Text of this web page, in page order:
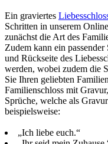
Ein graviertes
Schritten in unserem
zunächst die Art des
Zudem kann ein
und Rückseite des
werden, wobei zudem die
Sie Ihren geliebten
Familienschloss mit
Sprüche, welche als
beispielsweise:
„Ich liebe euch.“